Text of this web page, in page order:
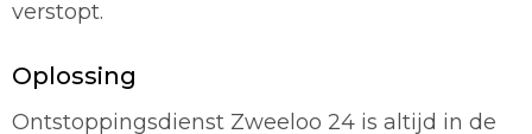
verstopt.
Oplossing
Ontstoppingsdienst Zweeloo 24 is altijd in de